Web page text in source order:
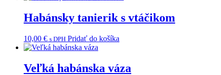
Habánsky tanierik s vtáčikom
10,00 € s DPH Pridať do košíka
Veľká habánska váza